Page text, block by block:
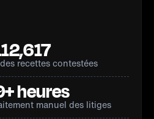
recettes contestées
heures
manuel des litiges